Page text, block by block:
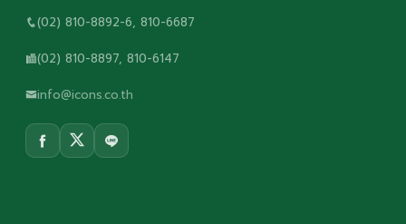
(02) 810-8892-6, 810-6687
(02) 810-8897, 810-6147
info@icons.co.th